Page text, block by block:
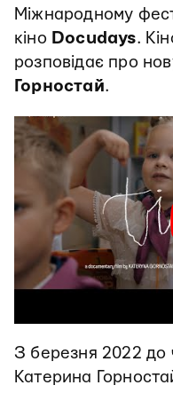
Міжнародному
кіно Docudays.
розповідає про
Горностай.
З березня 2022 до
Катерина